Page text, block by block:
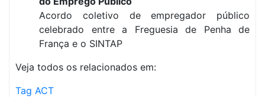
Acordo coletivo de empregador público
celebrado entre a Freguesia de Penha de
França e o SINTAP
Veja todos os relacionados em:
Tag ACT